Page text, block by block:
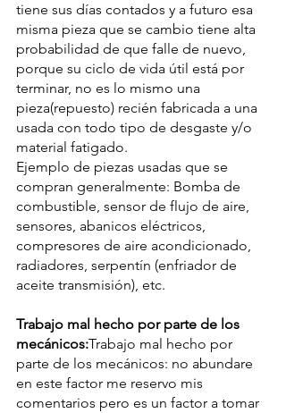
tiene sus días contados y a futuro esa
misma pieza que se cambio tiene alta
probabilidad de que falle de nuevo,
porque su ciclo de vida útil está por
terminar, no es lo mismo una
pieza(repuesto) recién fabricada a una
usada con todo tipo de desgaste y/o
material fatigado.
Ejemplo de piezas usadas que se
compran generalmente: Bomba de
combustible, sensor de flujo de aire,
sensores, abanicos eléctricos,
compresores de aire acondicionado,
radiadores, serpentín (enfriador de
aceite transmisión), etc.
Trabajo mal hecho por parte de los
mecánicos:Trabajo mal hecho por
parte de los mecánicos: no abundare
en este factor me reservo mis
comentarios pero es un factor a tomar